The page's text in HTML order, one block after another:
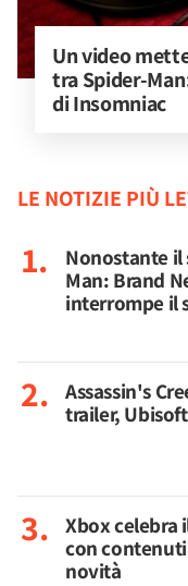
Un video
tra Spider-
di Insomniac
LE NOTIZIE PIÙ
Nonostante il
Man: Brand
interrompe il
Assassin's
trailer,
Xbox celebra
con
novità